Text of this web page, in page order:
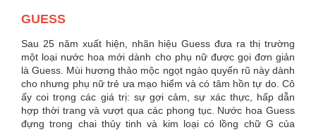
GUESS
Sau 25 năm xuất hiện, nhãn hiệu Guess đưa ra thị trường
một loại nước hoa mới dành cho phụ nữ được gọi đơn giản
là Guess. Mùi hương thảo mộc ngọt ngào quyến rũ này dành
cho nhưng phụ nữ trẻ ưa mạo hiểm và có tâm hồn tự do. Cô
ấy coi trọng các giá trị: sự gợi cảm, sự xác thực, hấp dẫn
hợp thời trang và vượt qua các phong tục. Nước hoa Guess
đựng trong chai thủy tinh và kim loại có lồng chữ G của